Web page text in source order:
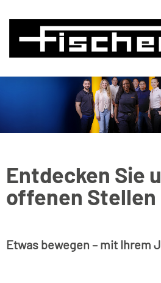
Wir als Arbeitgeber
Unsere Einsatzbereiche
Entdecken Sie
offenen Stellen
Etwas bewegen – mit Ihrem